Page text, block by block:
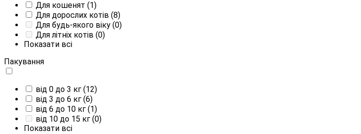
Для кошенят (1)
Для дорослих котів (8)
Для будь-якого віку (0)
Для літніх котів (0)
Показати всі
Пакування
від 0 до 3 кг (12)
від 3 до 6 кг (6)
від 6 до 10 кг (1)
від 10 до 15 кг (0)
Показати всі